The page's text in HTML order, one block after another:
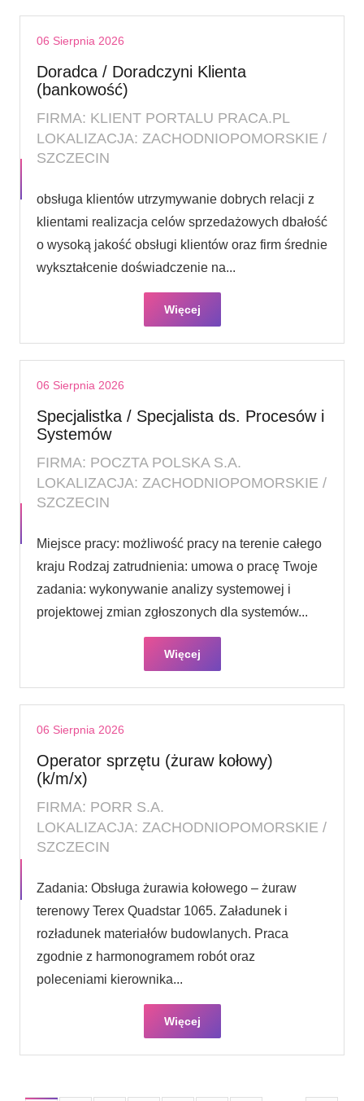
06 Sierpnia 2026
Doradca / Doradczyni Klienta
(bankowość)
FIRMA: KLIENT PORTALU PRACA.PL
LOKALIZACJA: ZACHODNIOPOMORSKIE /
SZCZECIN
obsługa klientów utrzymywanie dobrych relacji z
klientami realizacja celów sprzedażowych dbałość
o wysoką jakość obsługi klientów oraz firm średnie
wykształcenie doświadczenie na...
Więcej
06 Sierpnia 2026
Specjalistka / Specjalista ds. Procesów i
Systemów
FIRMA: POCZTA POLSKA S.A.
LOKALIZACJA: ZACHODNIOPOMORSKIE /
SZCZECIN
Miejsce pracy: możliwość pracy na terenie całego
kraju Rodzaj zatrudnienia: umowa o pracę Twoje
zadania: wykonywanie analizy systemowej i
projektowej zmian zgłoszonych dla systemów...
Więcej
06 Sierpnia 2026
Operator sprzętu (żuraw kołowy)
(k/m/x)
FIRMA: PORR S.A.
LOKALIZACJA: ZACHODNIOPOMORSKIE /
SZCZECIN
Zadania: Obsługa żurawia kołowego – żuraw
terenowy Terex Quadstar 1065. Załadunek i
rozładunek materiałów budowlanych. Praca
zgodnie z harmonogramem robót oraz
poleceniami kierownika...
Więcej